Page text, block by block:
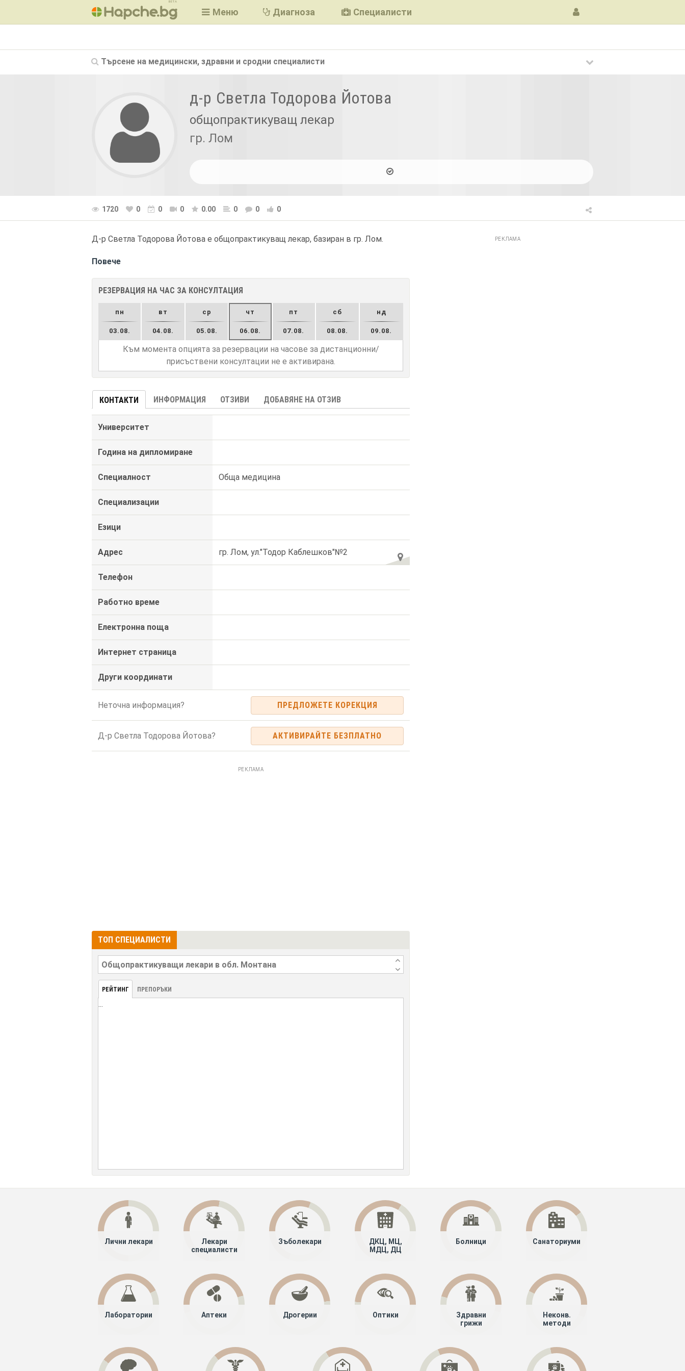
BETA
Меню Диагноза Специалисти
Търсене на медицински, здравни и сродни специалисти
д-р Светла Тодорова Йотова
общопрактикуващ лекар
гр. Лом
1720 0 0 0 0.00 0 0 0
Д-р Светла Тодорова Йотова е общопрактикуващ лекар, базиран в гр. Лом.
Повече
РЕЗЕРВАЦИЯ НА ЧАС ЗА КОНСУЛТАЦИЯ
пн
03.08.
вт
04.08.
ср
05.08.
чт
06.08.
пт
07.08.
сб
08.08.
нд
09.08.
Към момента опцията за резервации на часове за дистанционни/
присъствени консултации не е активирана.
КОНТАКТИ ИНФОРМАЦИЯ ОТЗИВИ ДОБАВЯНЕ НА ОТЗИВ
Университет
Година на дипломиране
Специалност Обща медицина
Специализации
Езици
Адрес гр. Лом, ул."Тодор Каблешков"№2
Телефон
Работно време
Електронна поща
Интернет страница
Други координати
Неточна информация? ПРЕДЛОЖЕТЕ КОРЕКЦИЯ
Д-р Светла Тодорова Йотова? АКТИВИРАЙТЕ БЕЗПЛАТНО
РЕКЛАМА
ТОП СПЕЦИАЛИСТИ
РЕЙТИНГ ПРЕПОРЪКИ
...
РЕКЛАМА
Лични лекари
Лекари
специалисти
Зъболекари
ДКЦ, МЦ,
МДЦ, ДЦ
Болници Санаториуми
Лаборатории Аптеки Дрогерии Оптики
Здравни
грижи
Неконв.
методи